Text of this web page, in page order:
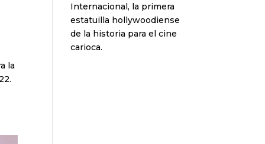
la
Internacional, la primera
estatuilla hollywoodiense
de la historia para el cine
carioca.